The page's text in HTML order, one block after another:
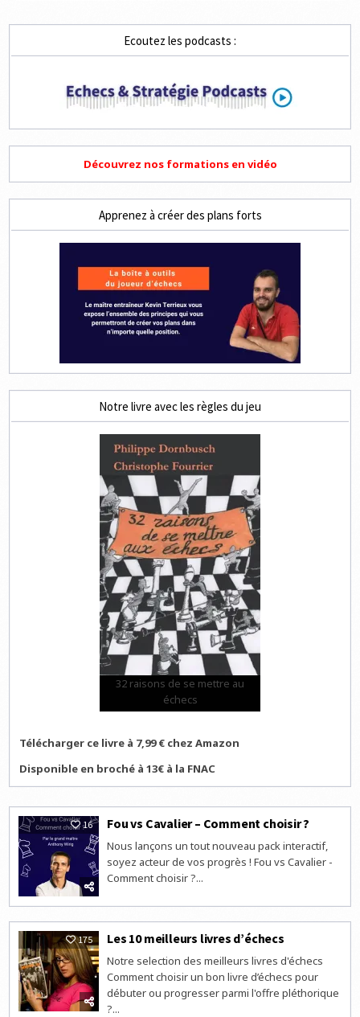
PUBLICATIONSEcoutez les podcasts :
Découvrez nos formations en vidéo
Apprenez à créer des plans forts
Notre livre avec les règles du jeu
32 raisons de se mettre au
échecs
Télécharger ce livre à 7,99 € chez Amazon
Disponible en broché à 13€ à la FNAC
16 Fou vs Cavalier – Comment choisir ?
Nous lançons un tout nouveau pack interactif,
soyez acteur de vos progrès ! Fou vs Cavalier -
Comment choisir ?...
175 Les 10 meilleurs livres d’échecs
Notre selection des meilleurs livres d'échecs
Comment choisir un bon livre d’échecs pour
débuter ou progresser parmi l'offre pléthorique
?...